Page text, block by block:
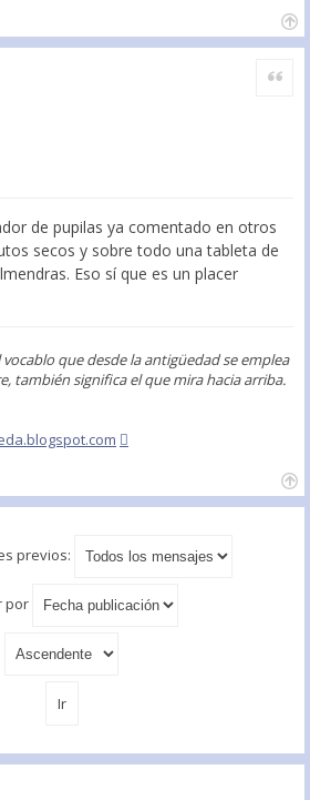
Citar
de pupilas ya comentado en otros
secos y sobre todo una tableta de
Eso sí que es un placer
que desde la antigüedad se emplea
también significa el que mira hacia arriba.
previos:
por